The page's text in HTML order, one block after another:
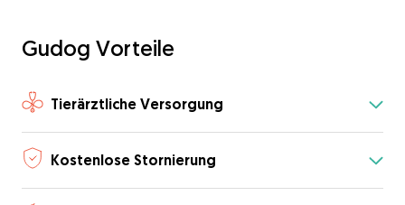
Gudog Vorteile
Tierärztliche Versorgung
Kostenlose Stornierung